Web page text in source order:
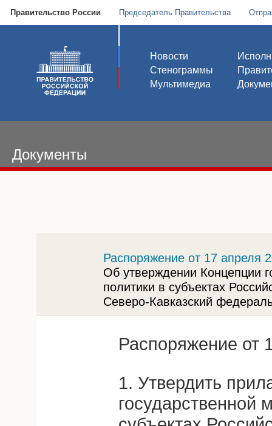
Правительство России Председатель Правительства
Новости
Стенограммы
Мультимедиа
Документы
Распоряжение от 17 апреля
Об утверждении Концепции
политики в субъектах
Северо-Кавказский
Распоряжение от
1. Утвердить
государственной